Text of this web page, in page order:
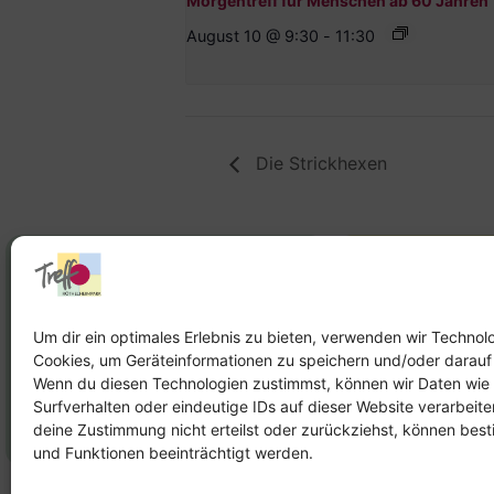
Um dir ein optimales Erlebnis zu bieten, verwenden wir
Cookies, um Geräteinformationen zu speichern und/oder
Wenn du diesen Technologien zustimmst, können wir Daten wie
Surfverhalten oder eindeutige IDs auf dieser Website
deine Zustimmung nicht erteilst oder zurückziehst, können
und Funktionen beeinträchtigt werden.
August 10 @ 9:30 - 11:30
Die Strickhexen
Stadtteilhaus
Tel.:09131-9232777
E-Mail: leitung@treffpunkt-
roethelheimpark.de
Tel.: Telefon:
E-Mail: